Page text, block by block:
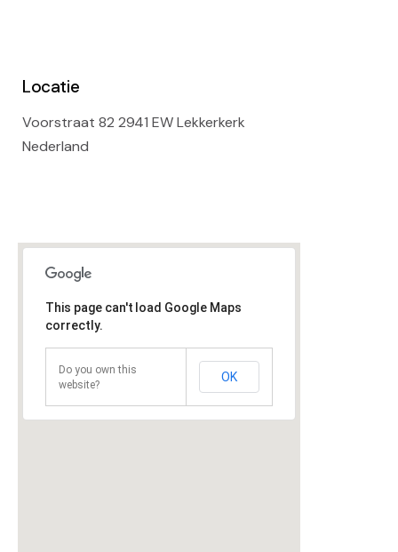
Locatie
Voorstraat 82 2941 EW Lekkerkerk
Nederland
This page can't load Google Maps
correctly.
Do you own this
website?
OK